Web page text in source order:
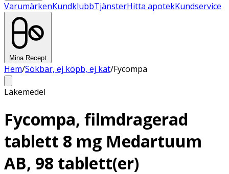
VarumärkenKundklubbTjänsterHitta apotekKundservice
Mina Recept
Hem/Sökbar, ej köpb, ej kat/Fycompa
Läkemedel
Fycompa, filmdragerad
tablett 8 mg Medartuum
AB, 98 tablett(er)